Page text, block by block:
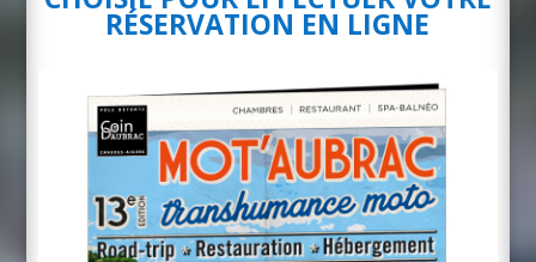
RÉSERVATION EN LIGNE